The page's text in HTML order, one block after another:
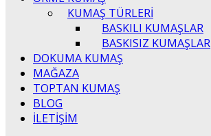
KUMAŞ TÜRLERİ
BASKILI KUMAŞLAR
BASKISIZ KUMAŞLAR
DOKUMA KUMAŞ
MAĞAZA
TOPTAN KUMAŞ
BLOG
İLETİŞİM